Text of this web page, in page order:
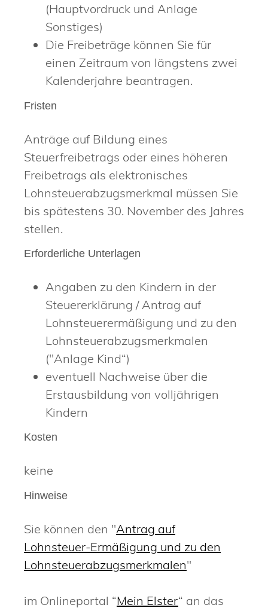
(Hauptvordruck und Anlage
Sonstiges)
Die Freibeträge können Sie für
einen Zeitraum von längstens zwei
Kalenderjahre beantragen.
Fristen
Anträge auf Bildung eines
Steuerfreibetrags oder eines höheren
Freibetrags als elektronisches
Lohnsteuerabzugsmerkmal müssen Sie
bis spätestens 30. November des Jahres
stellen.
Erforderliche Unterlagen
Angaben zu den Kindern in der
Steuererklärung / Antrag auf
Lohnsteuerermäßigung und zu den
Lohnsteuerabzugsmerkmalen
("Anlage Kind“)
eventuell Nachweise über die
Erstausbildung von volljährigen
Kindern
Kosten
keine
Hinweise
Sie können den "Antrag auf
Lohnsteuer-Ermäßigung und zu den
Lohnsteuerabzugsmerkmalen"
im Onlineportal “Mein Elster“ an das